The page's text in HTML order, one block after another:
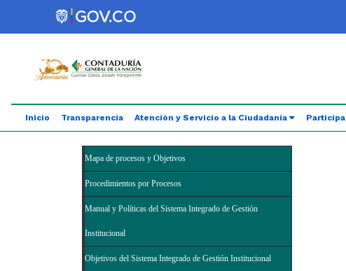
Saltar al contenido principal
Abrir menú de accesibilidad
Inicio Transparencia Atención y Servicio a la Ciudadanía Participa
Mapa de procesos y Objetivos
Procedimientos por Procesos
Manual y Políticas del Sistema Integrado de Gestión
Institucional
Objetivos del Sistema Integrado de Gestión Institucional